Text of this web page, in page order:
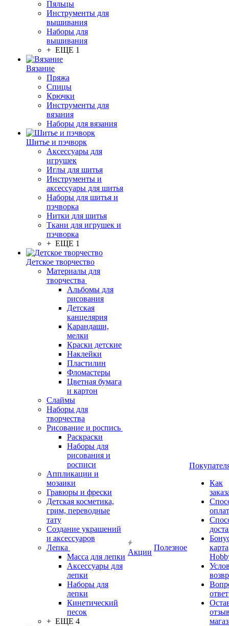
Пяльцы
Инструменты для
вышивания
Наборы для
вышивания
+ ЕЩЕ 1
Вязание
Пряжа
Спицы
Крючки
Инструменты для
вязания
Наборы для вязания
Шитье и пэчворк
Аксессуары для
игрушек
Иглы для шитья
Инструменты и
аксессуары для шитья
Наборы для шитья и
пэчворка
Нитки для шитья
Ткани для игрушек и
пэчворка
+ ЕЩЕ 1
Детское творчество
Материалы для
творчества
Альбомы для
рисования
Детская
канцелярия
Карандаши,
мелки
Краски детские
Наклейки
Пластилин
Фломастеры
Цветная бумага
и картон
Слаймы
Наборы для
творчества
Рисование и роспись
Раскраски
Наборы для
рисования и
росписи
Аппликации и
мозаики
Гравюры и фрески
Детская косметика,
грим, переводные
тату
Создание украшений
и аксессуаров
Лепка
Масса для лепки
Аксессуары для
лепки
Наборы для
лепки
Кинетический
песок
+ ЕЩЕ 4
Акции
Полезное
Как
карта
ответ